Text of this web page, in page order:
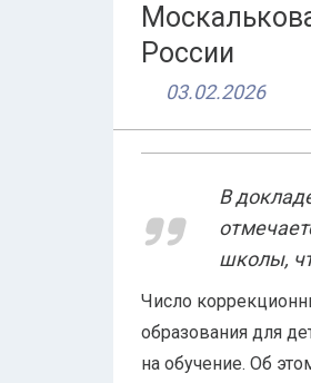
России
03.02.2026
В
школы,
Число
образования для
на обучение. Об